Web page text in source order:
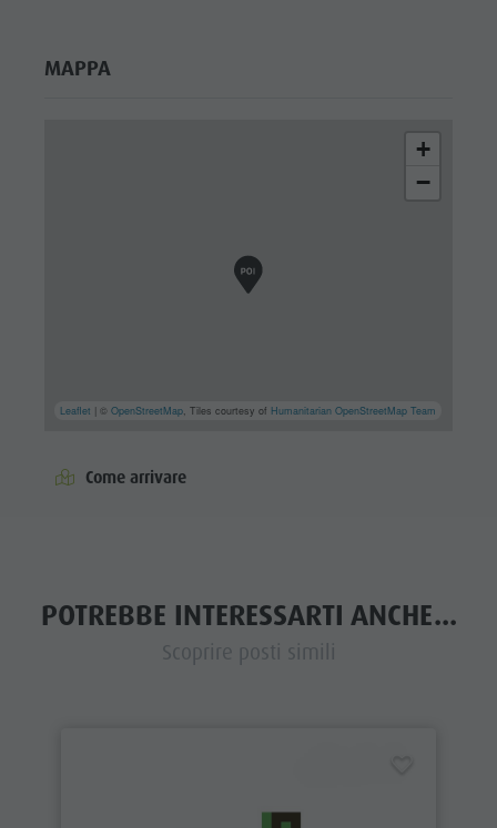
MAPPA
+
−
Leaflet | ©OpenStreetMap, Tiles courtesy of Humanitarian OpenStreetMap Team
Come arrivare
POTREBBE INTERESSARTI ANCHE...
Scoprire posti simili